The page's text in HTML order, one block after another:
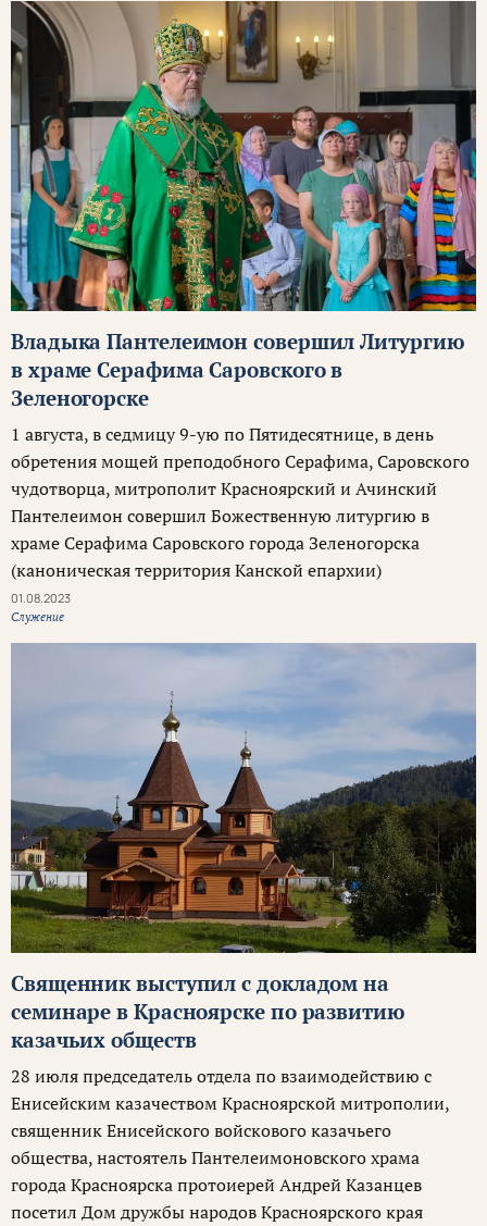
Владыка Пантелеимон совершил Литургию
в храме Серафима Саровского в
Зеленогорске
1 августа, в седмицу 9-ую по Пятидесятнице, в день
обретения мощей преподобного Серафима, Саровского
чудотворца, митрополит Красноярский и Ачинский
Пантелеимон совершил Божественную литургию в
храме Серафима Саровского города Зеленогорска
(каноническая территория Канской епархии)
01.08.2023
Служение
Священник выступил с докладом на
семинаре в Красноярске по развитию
казачьих обществ
28 июля председатель отдела по взаимодействию с
Енисейским казачеством Красноярской митрополии,
священник Енисейского войскового казачьего
общества, настоятель Пантелеимоновского храма
города Красноярска протоиерей Андрей Казанцев
посетил Дом дружбы народов Красноярского края